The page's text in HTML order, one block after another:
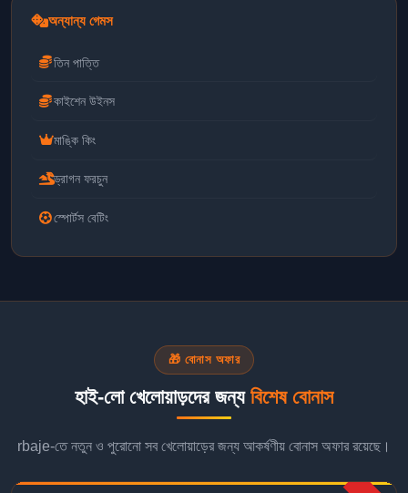
অন্যান্য গেমস
তিন পাত্তি
কাইশেন উইনস
মাঙ্কি কিং
ড্রাগন ফরচুন
স্পোর্টস বেটিং
🎁 বোনাস অফার
হাই-লো খেলোয়াড়দের জন্য বিশেষ বোনাস
rbaje-তে নতুন ও পুরোনো সব খেলোয়াড়ের জন্য আকর্ষণীয় বোনাস অফার রয়েছে।